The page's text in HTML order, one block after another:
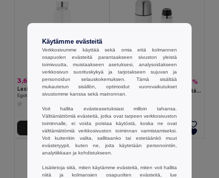
3,61 €
Egotier 94317
7,67 € 9,59 € -20%
Ruostumattomasta teräksestä valmistettu termospullo 500 ml
Käytämme evästeitä
Verkkosivumme käyttää sekä omia että kolmannen
osapuolen evästeitä parantaakseen sivuston yleistä
toimivuutta, muistaakseen asetuksesi, analysoidakseen
verkkosivun suorituskykyä ja tarjotakseen sujuvan ja
personoidun selauskokemuksen. Tämä sisältää
mukautetun sisällön, optimoidut vuorovaikutukset
sivustomme kanssa sekä mainonnan.
Voit hallita evästeasetuksiasi milloin tahansa.
Välttämättömiä evästeitä, jotka ovat tarpeen verkkosivuston
toiminnalle, ei voida poistaa käytöstä, koska ne ovat
välttämättömiä verkkosivuston toiminnan varmistamiseksi.
Voit kuitenkin valita, sallitaanko tai estetäänkö muut
evästetyypit, kuten ne, joita käytetään personointiin,
analytiikkaan ja kohdistukseen.
Lisätietoja siitä, miten käytämme evästeitä, miten voit hallita
niitä ja kolmansien osapuolten evästeitä, lue